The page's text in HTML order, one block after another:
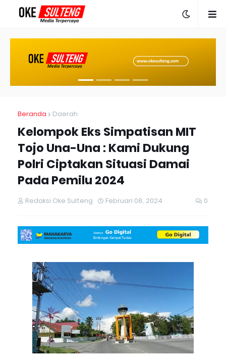
Beranda Daerah
Kelompok Eks Simpatisan MIT
Tojo Una-Una : Kami Dukung
Polri Ciptakan Situasi Damai
Pada Pemilu 2024
Redaksi Oke Sulteng Februari 08, 2024 0